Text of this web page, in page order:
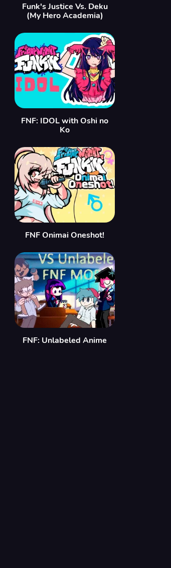
Funk's Justice Vs. Deku
(My Hero Academia)
FNF: IDOL with Oshi no
Ko
FNF Onimai Oneshot!
FNF: Unlabeled Anime